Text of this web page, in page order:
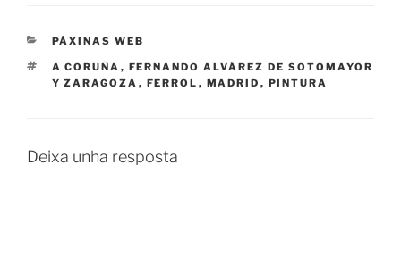
CATEGORÍAS
PÁXINAS WEB
ETIQUETAS
A CORUÑA , FERNANDO ALVÁREZ DE SOTOMAYOR
Y ZARAGOZA , FERROL , MADRID , PINTURA
Deixa unha resposta